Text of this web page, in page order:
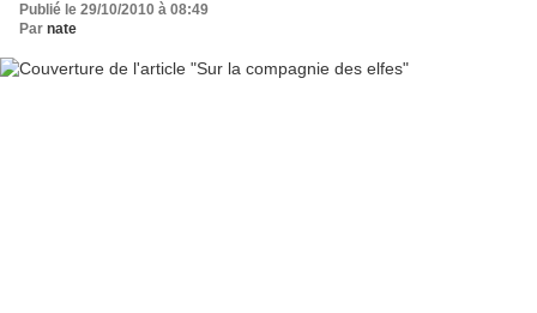
Publié le 29/10/2010 à 08:49
Par nate